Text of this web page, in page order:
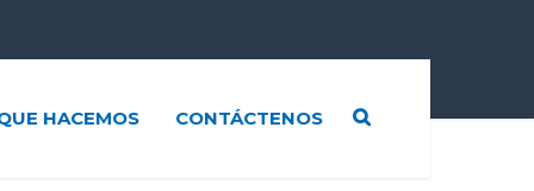
HACEMOS CONTÁCTENOS